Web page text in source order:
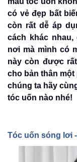
có vẻ đẹp bất
còn rất dễ áp
cách khác
nơi mà mình có
này còn được
cho bản thân
chúng ta hãy
tóc uốn nào nhé!
Tóc uốn sóng lơi -